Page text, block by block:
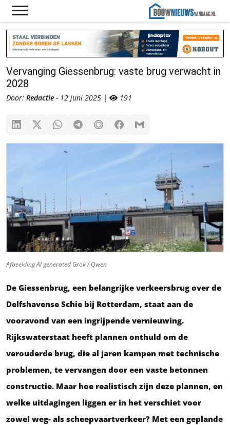
Vervanging Giessenbrug: vaste brug verwacht in
2028
Door: Redactie - 12 juni 2025 | 191
Afbeelding AI generated Grok / Qwen
De Giessenbrug, een belangrijke verkeersbrug over de
Delfshavense Schie bij Rotterdam, staat aan de
vooravond van een ingrijpende vernieuwing.
Rijkswaterstaat heeft plannen onthuld om de
verouderde brug, die al jaren kampen met technische
problemen, te vervangen door een vaste betonnen
constructie. Maar hoe realistisch zijn deze plannen, en
welke uitdagingen liggen er in het verschiet voor
zowel weg- als scheepvaartverkeer? Met een geplande